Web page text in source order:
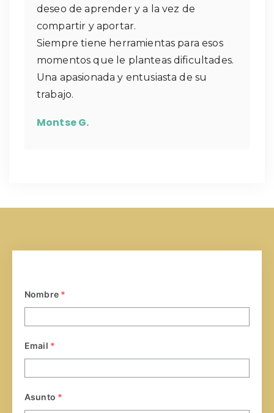
deseo de aprender y a la vez de
compartir y aportar.
Siempre tiene herramientas para esos
momentos que le planteas dificultades.
Una apasionada y entusiasta de su
trabajo.
Montse G.
Nombre *
Email *
Asunto *